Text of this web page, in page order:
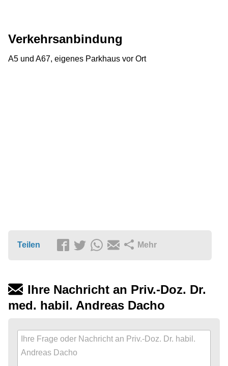
Verkehrsanbindung
A5 und A67, eigenes Parkhaus vor Ort
Teilen Mehr
Ihre Nachricht an Priv.-Doz. Dr.
med. habil. Andreas Dacho